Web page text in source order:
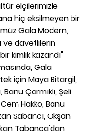
elçilerimizle
hiç eksilmeyen bir
Gala Modern,
ve davetlilerin
kimlik kazandı"
Gala
için Maya Bitargil,
Banu Çarmıklı, Şeli
Hakko, Banu
Sabancı, Okşan
Tabanca'dan